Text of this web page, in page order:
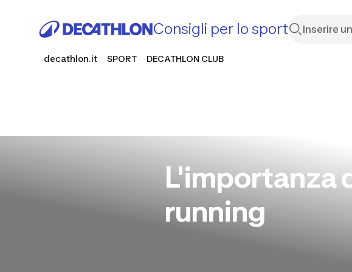
Consigli per lo sport
decathlon.it SPORT DECATHLON CLUB
L'importanza
running